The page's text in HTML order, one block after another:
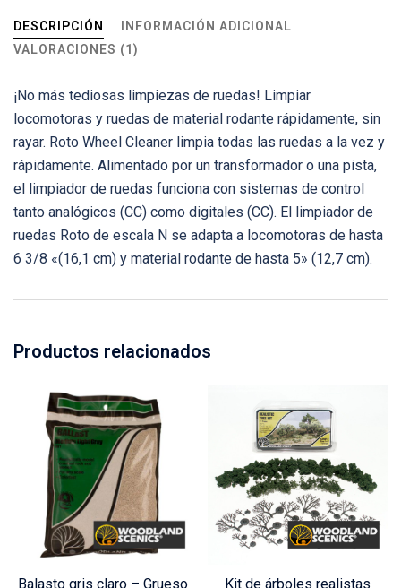
DESCRIPCIÓN
INFORMACIÓN ADICIONAL
VALORACIONES (1)
¡No más tediosas limpiezas de ruedas! Limpiar
locomotoras y ruedas de material rodante rápidamente, sin
rayar. Roto Wheel Cleaner limpia todas las ruedas a la vez y
rápidamente. Alimentado por un transformador o una pista,
el limpiador de ruedas funciona con sistemas de control
tanto analógicos (CC) como digitales (CC). El limpiador de
ruedas Roto de escala N se adapta a locomotoras de hasta
6 3/8 «(16,1 cm) y material rodante de hasta 5» (12,7 cm).
Productos relacionados
Balasto gris claro – Grueso
Kit de árboles realistas